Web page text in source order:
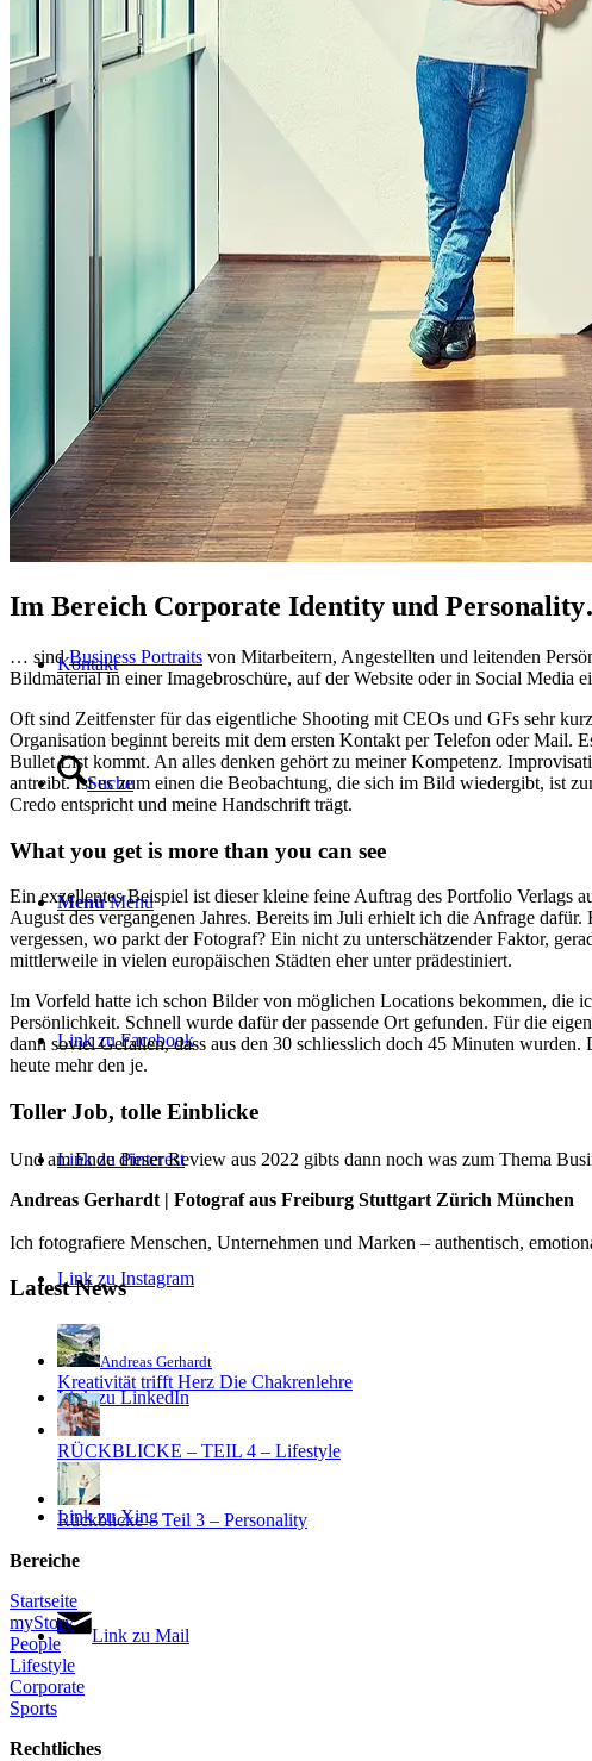
Sports
Clients
Blog
Kontakt
Suche
Menü Menü
Link zu Facebook
Link zu Pinterest
Link zu Instagram
Link zu LinkedIn
Link zu Xing
Link zu Mail
Im Bereich Corporate Identity und
… sindBusiness Portraits von Mitarbeitern, Angestellten und leitenden
Bildmaterial in einer Imagebroschüre, auf der Website oder in Social
Oft sind Zeitfenster für das eigentliche Shooting mit CEOs und GFs sehr
Organisation beginnt bereits mit dem ersten Kontakt per Telefon oder Mail.
Bullet List kommt. An alles denken gehört zu meiner Kompetenz.
antreibt. Ist es zum einen die Beobachtung, die sich im Bild wiedergibt, ist
Credo entspricht und meine Handschrift trägt.
What you get is more than you can see
Ein exzellentes Beispiel ist dieser kleine feine Auftrag des Portfolio
August des vergangenen Jahres. Bereits im Juli erhielt ich die Anfrage
vergessen, wo parkt der Fotograf? Ein nicht zu unterschätzender Faktor,
mittlerweile in vielen europäischen Städten eher unter prädestiniert.
Im Vorfeld hatte ich schon Bilder von möglichen Locations bekommen, die
Persönlichkeit. Schnell wurde dafür der passende Ort gefunden. Für die
dann soviel Gefallen, dass aus den 30 schliesslich doch 45 Minuten
heute mehr den je.
Toller Job, tolle Einblicke
Und am Ende dieser Review aus 2022 gibts dann noch was zum Thema
Andreas Gerhardt | Fotograf aus Freiburg Stuttgart Zürich München
Ich fotografiere Menschen, Unternehmen und Marken – authentisch,
Latest News
Andreas Gerhardt
Kreativität trifft Herz Die Chakrenlehre
RÜCKBLICKE – TEIL 4 – Lifestyle
Rückblicke – Teil 3 – Personality
Bereiche
Startseite
myStory
People
Lifestyle
Corporate
Sports
Rechtliches